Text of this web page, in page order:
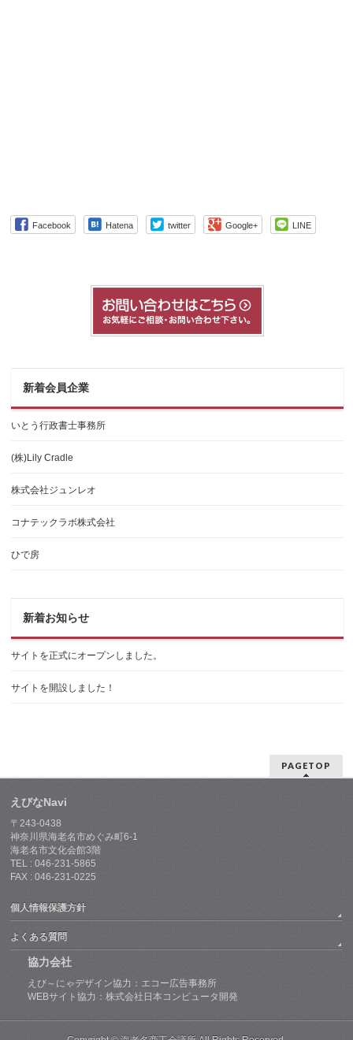
Facebook Hatena twitter Google+ LINE
新着会員企業
いとう行政書士事務所
(株)Lily Cradle
株式会社ジュンレオ
コナテックラボ株式会社
ひで房
新着お知らせ
サイトを正式にオープンしました。
サイトを開設しました！
PAGETOP
えびなNavi
〒243-0438
神奈川県海老名市めぐみ町6-1
海老名市文化会館3階
TEL : 046-231-5865
FAX : 046-231-0225
個人情報保護方針
よくある質問
協力会社
えび～にゃデザイン協力：エコー広告事務所
WEBサイト協力：株式会社日本コンピュータ開発